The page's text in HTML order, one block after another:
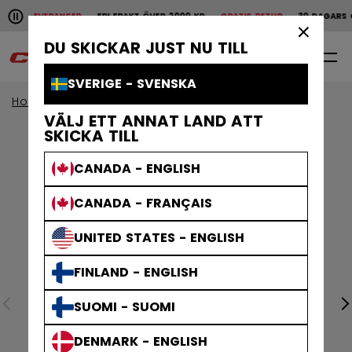
DU SKICKAR JUST NU TILL
SVERIGE - SVENSKA
VÄLJ ETT ANNAT LAND ATT
SKICKA TILL
CANADA - ENGLISH
CANADA - FRANÇAIS
UNITED STATES - ENGLISH
FINLAND - ENGLISH
SUOMI - SUOMI
DENMARK - ENGLISH
Pause the horizontal scroll animation.
LEVERANSERFRI FRAKT ÖVER 2000 KRGRATIS RETUR30 DAGARS
Snabba leveranser Fri frakt över 2000 kr
0
Home Kläder